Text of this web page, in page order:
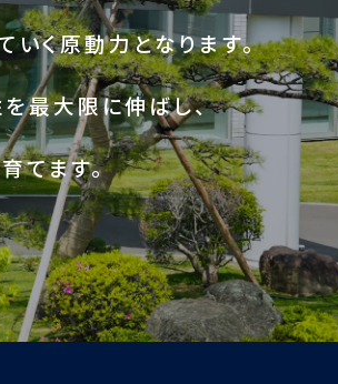
いく原動力となります。
最大限に伸ばし、
てます。